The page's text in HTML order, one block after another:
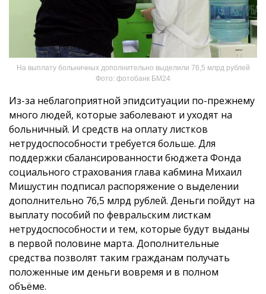
На выплату больничных дополнительно выделили 76,5 млрд рублей
Фото: фотобанк БМ24
Из-за неблагоприятной эпидситуации по-прежнему
много людей, которые заболевают и уходят на
больничный. И средств на оплату листков
нетрудоспособности требуется больше. Для
поддержки сбалансированности бюджета Фонда
социального страхования глава кабмина Михаил
Мишустин подписал распоряжение о выделении
дополнительно 76,5 млрд рублей. Деньги пойдут на
выплату пособий по февральским листкам
нетрудоспособности и тем, которые будут выданы
в первой половине марта. Дополнительные
средства позволят таким гражданам получать
положенные им деньги вовремя и в полном
объёме.